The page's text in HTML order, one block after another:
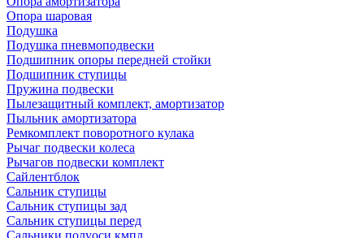
Опора шаровая
Подушка
Подушка пневмоподвески
Подшипник опоры передней стойки
Подшипник ступицы
Пружина подвески
Пылезащитный комплект, амортизатор
Пыльник амортизатора
Ремкомплект поворотного кулака
Рычаг подвески колеса
Рычагов подвески комплект
Сайлентблок
Сальник ступицы
Сальник ступицы зад
Сальник ступицы перед
Сальники полуоси кмпл